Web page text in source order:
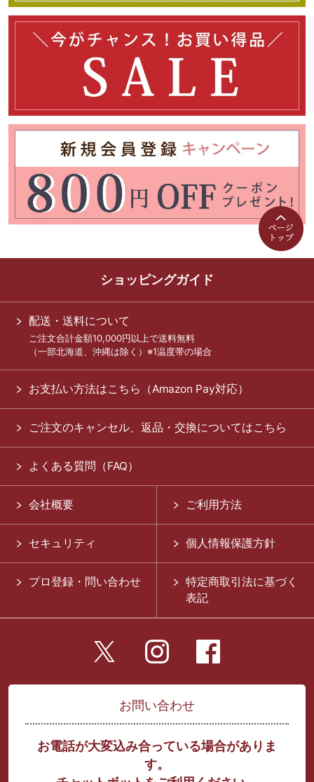
ショッピングガイド
配送・送料について
ご注文合計金額10,000円以上で送料無料
（一部北海道、沖縄は除く）※1温度帯の場合
お支払い方法はこちら（Amazon Pay対応）
ご注文のキャンセル、返品・交換についてはこちら
よくある質問（FAQ）
会社概要 ご利用方法
セキュリティ 個人情報保護方針
プロ登録・問い合わせ
特定商取引法に基づく
表記
お問い合わせ
お電話が大変込み合っている場合がありま
す。